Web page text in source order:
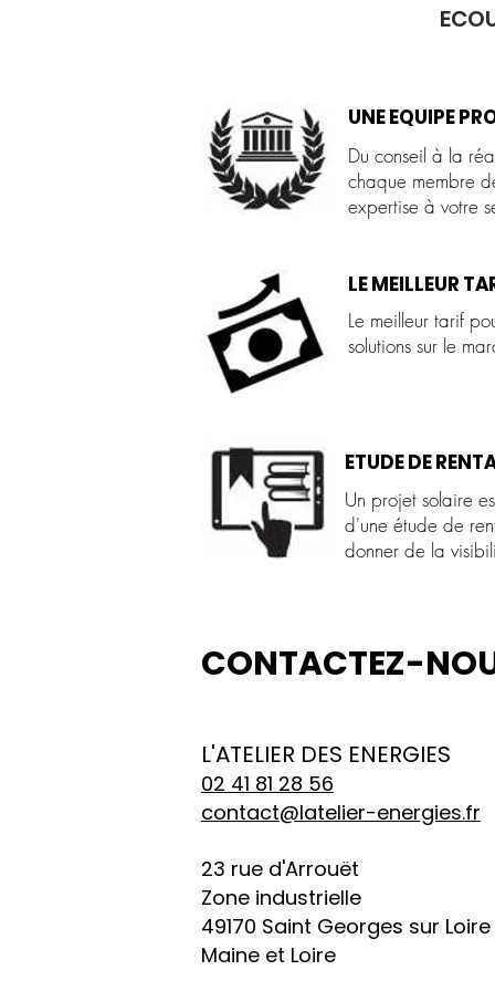
UNE EQUIPE
Du conseil à la
chaque membre
expertise à votre
LE MEILLEUR
Le meilleur tarif
solutions sur le
ETUDE DE
Un projet solaire
d'une étude de
donner de la
CONTACTEZ-
L'ATELIER DES ENERGIES
02 41 81 28 56
contact@latelier-energies.fr
23 rue d'Arrouët
Zone industrielle
49170 Saint Georges sur Loire
Maine et Loire